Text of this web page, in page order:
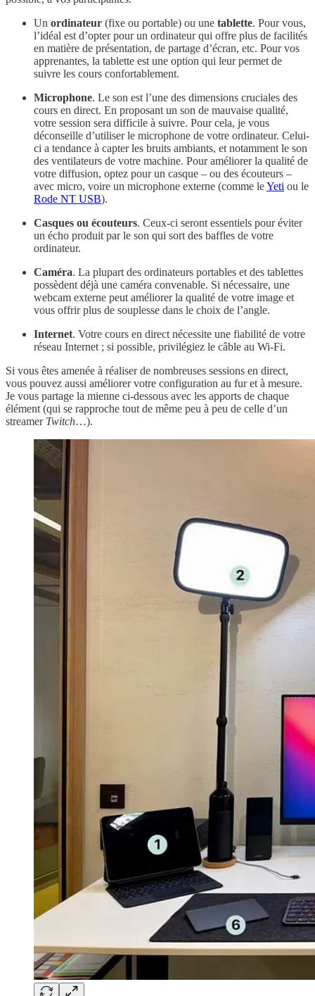
Un ordinateur (fixe ou portable) ou une tablette. Pour vous,
l’idéal est d’opter pour un ordinateur qui offre plus de facilités
en matière de présentation, de partage d’écran, etc. Pour vos
apprenantes, la tablette est une option qui leur permet de
suivre les cours confortablement.
Microphone. Le son est l’une des dimensions cruciales des
cours en direct. En proposant un son de mauvaise qualité,
votre session sera difficile à suivre. Pour cela, je vous
déconseille d’utiliser le microphone de votre ordinateur. Celui-
ci a tendance à capter les bruits ambiants, et notamment le son
des ventilateurs de votre machine. Pour améliorer la qualité de
votre diffusion, optez pour un casque – ou des écouteurs –
avec micro, voire un microphone externe (comme leYeti ou le
Rode NT USB).
Casques ou écouteurs. Ceux-ci seront essentiels pour éviter
un écho produit par le son qui sort des baffles de votre
ordinateur.
Caméra. La plupart des ordinateurs portables et des tablettes
possèdent déjà une caméra convenable. Si nécessaire, une
webcam externe peut améliorer la qualité de votre image et
vous offrir plus de souplesse dans le choix de l’angle.
Internet. Votre cours en direct nécessite une fiabilité de votre
réseau Internet ; si possible, privilégiez le câble au Wi-Fi.
Si vous êtes amenée à réaliser de nombreuses sessions en direct,
vous pouvez aussi améliorer votre configuration au fur et à mesure.
Je vous partage la mienne ci-dessous avec les apports de chaque
élément (qui se rapproche tout de même peu à peu de celle d’un
streamer Twitch…).